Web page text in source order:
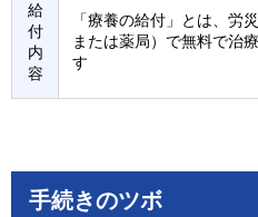
給
付
内
容
「療養の給付」とは、労
または薬局）で無料で治
す
手続きのツボ